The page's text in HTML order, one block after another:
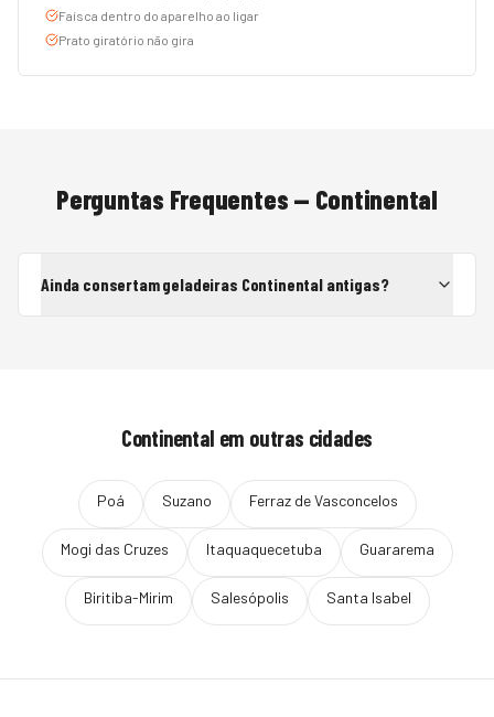
Faísca dentro do aparelho ao ligar
Prato giratório não gira
Perguntas Frequentes — Continental
Ainda consertam geladeiras Continental antigas?
Continental em outras cidades
Poá Suzano Ferraz de Vasconcelos
Mogi das Cruzes Itaquaquecetuba Guararema
Biritiba-Mirim Salesópolis Santa Isabel